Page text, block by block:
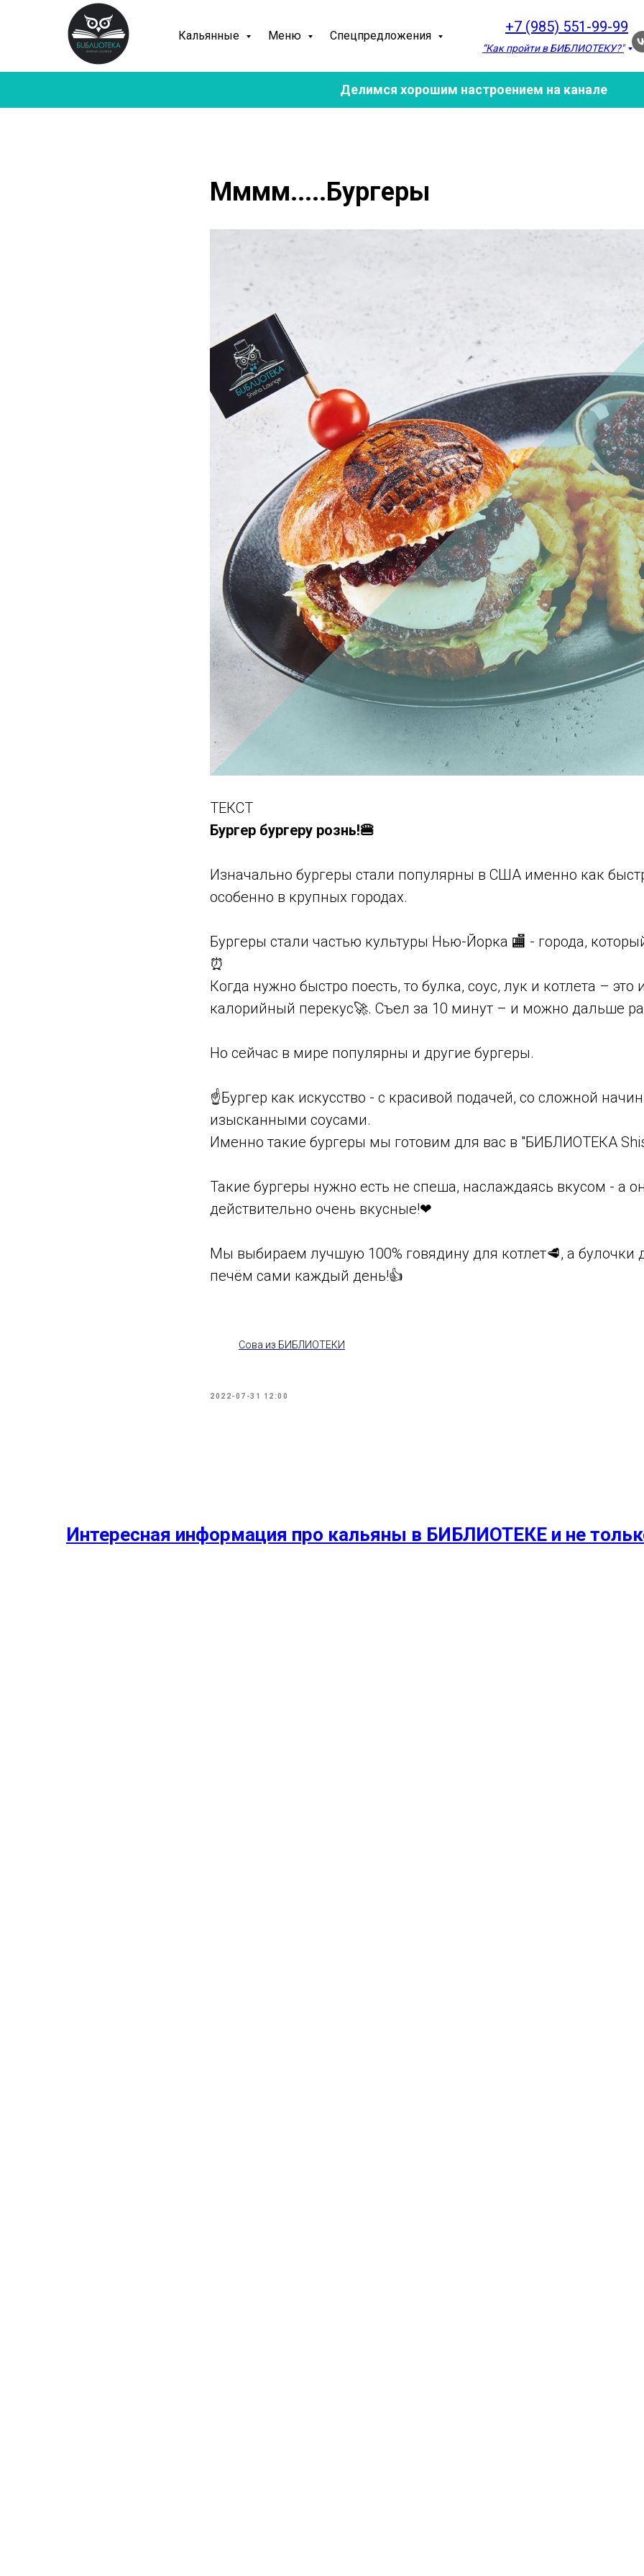
Кальянные Меню Спецпредложения
+7 (985) 551-99-99
“Как пройти в БИБЛИОТЕКУ?"
Делимся хорошим настроением на канале
Мммм.....Бургеры
ТЕКСТ
Бургер бургеру рознь!🍔
Изначально бургеры стали популярны в США именно как
особенно в крупных городах.
Бургеры стали частью культуры Нью-Йорка 🏬 - города,
⏰
Когда нужно быстро поесть, то булка, соус, лук и котлета –
калорийный перекус🚀. Съел за 10 минут – и можно дальше
Но сейчас в мире популярны и другие бургеры.
☝Бургер как искусство - с красивой подачей, со сложной
изысканными соусами.
Именно такие бургеры мы готовим для вас в "БИБЛИОТЕКА
Такие бургеры нужно есть не спеша, наслаждаясь вкусом - а
действительно очень вкусные!❤
Мы выбираем лучшую 100% говядину для котлет🥩, а булочки
печём сами каждый день!👍
Сова из БИБЛИОТЕКИ
2022-07-31 12:00
Интересная информация про кальяны в БИБЛИОТЕКЕ и не